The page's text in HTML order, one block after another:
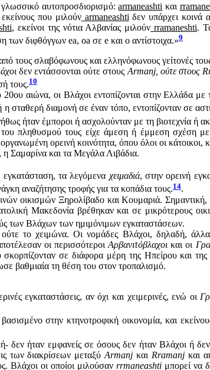
γλωσσικό αυτοπροσδιορισμό:armaneashti και
που μιλούνarmaneashti δεν υπάρχει κοινά
, εκείνοι της νότια Αλβανίας μιλούν rramaneshti.
των διφθόγγων ea, oa σε e και o αντίστοιχα.»9
τους σλαβόφωνους και ελληνόφωνους γείτονές
δεν εντάσσονται ούτε στους Armanj, ούτε στους
τους.10
αιώνα, οι Βλάχοι εντοπίζονται στην Ελλάδα με
η σταθερή διαμονή σε έναν τόπο, εντοπίζονταν σε
ήταν έμποροι ή ασχολούνταν με τη βιοτεχνία ή
του πληθυσμού τους είχε άμεση ή έμμεση σχέση
ορεινή κοινότητα, όπου όλοι οι κάτοικοι,
η Σαμαρίνα και τα Μεγάλα Λιβάδια.
τα λεγόμενα χειμαδιά, στην ορεινή
αναζήτησης τροφής για τα κοπάδια τους.14.
οικισμών Ξηρολίβαδο και Κουμαριά.
Μακεδονία βρέθηκαν και σε μικρότερους
των Βλάχων των ημιμόνιμων εγκαταστάσεων.
το χειμώνα. Οι νομάδες Βλάχοι, δηλαδή,
οι περισσότεροιΑρβανιτόβλαχοικαι οι
σκορπίζονταν σε διάφορα μέρη της Ηπείρου και
βαθμιαία τη θέση του στον τροπαλισμό.
εγκαταστάσεις, αν όχι και χειμερινές, ενώ οι
στην κτηνοτροφική οικονομία, και
δεν ήταν εμφανείς σε όσους δεν ήταν Βλάχοι ή
των διακρίσεων μεταξύArmanj και Rramanj και
Βλάχοι οι οποίοι μιλούσαν rrmaneashti μπορεί να